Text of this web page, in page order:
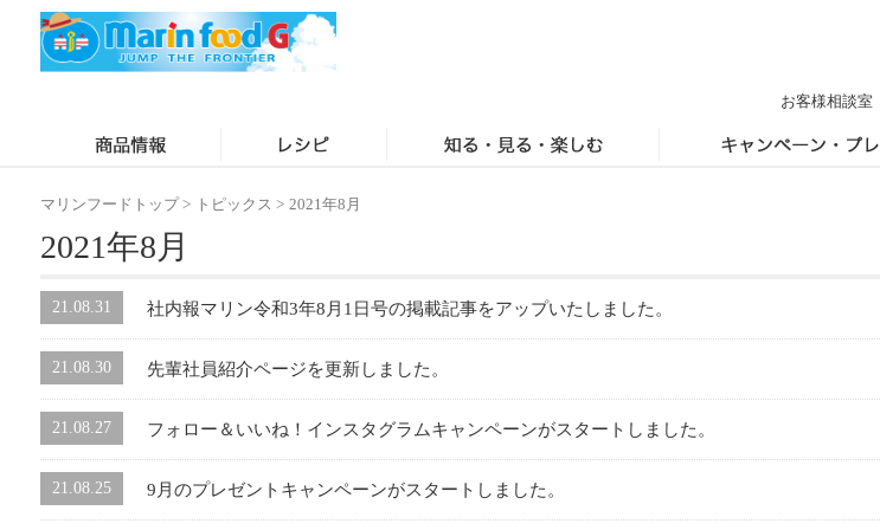
お客様相談室
マリンフードトップ> トピックス > 2021年8月
2021年8月
21.08.31 社内報マリン令和3年8月1日号の掲載記事をアップいたしました。
21.08.30 先輩社員紹介ページを更新しました。
21.08.27 フォロー＆いいね！インスタグラムキャンペーンがスタートしました。
21.08.25 9月のプレゼントキャンペーンがスタートしました。